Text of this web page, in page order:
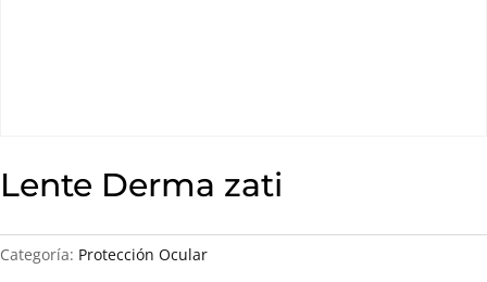
Lente Derma zati
Categoría: Protección Ocular